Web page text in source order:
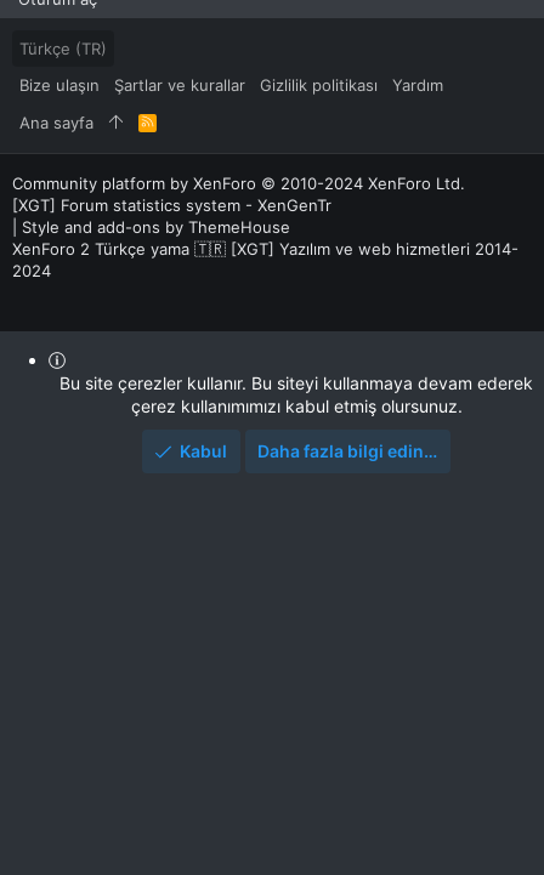
Türkçe (TR)
Bize ulaşın
Şartlar ve kurallar Gizlilik politikası
Yardım
Ana sayfa
R
S
Community platform by XenForo © 2010-2024 XenForo Ltd.
[XGT] Forum statistics system - XenGenTr
Style and add-ons by ThemeHouse
XenForo 2 Türkçe yama 🇹🇷 [XGT] Yazılım ve web hizmetleri 2014-
2024
Bu site çerezler kullanır. Bu siteyi kullanmaya devam ederek
çerez kullanımımızı kabul etmiş olursunuz.
Kabul Daha fazla bilgi edin…